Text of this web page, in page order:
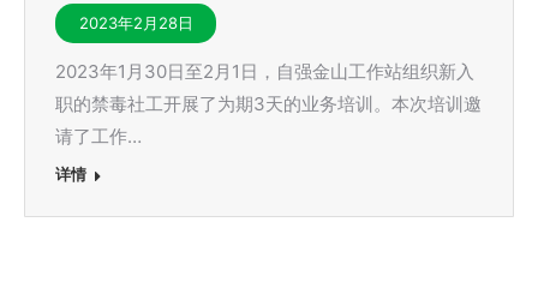
2023年2月28日
2023年1月30日至2月1日，自强金山工作站组织新入
职的禁毒社工开展了为期3天的业务培训。本次培训邀
请了工作…
详情